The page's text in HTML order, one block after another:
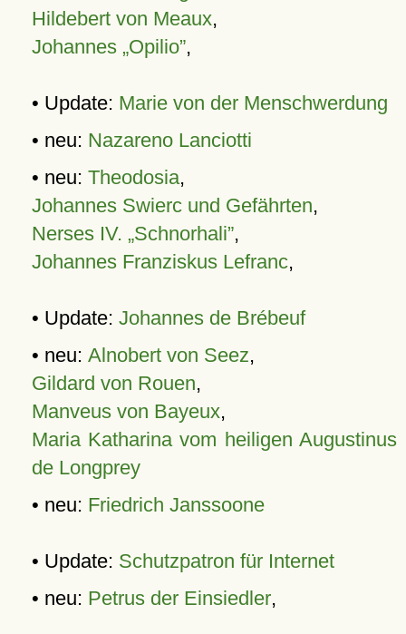
Hildebert von Meaux,
Johannes „Opilio”,
• Update: Marie von der Menschwerdung
• neu: Nazareno Lanciotti
• neu: Theodosia,
Johannes Swierc und Gefährten,
Nerses IV. „Schnorhali”,
Johannes Franziskus Lefranc,
• Update: Johannes de Brébeuf
• neu: Alnobert von Seez,
Gildard von Rouen,
Manveus von Bayeux,
Maria Katharina vom heiligen Augustinus
de Longprey
• neu: Friedrich Janssoone
• Update: Schutzpatron für Internet
• neu: Petrus der Einsiedler,